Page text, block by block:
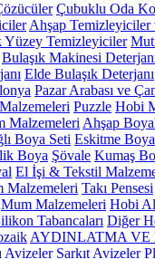
Çubuklu Oda
Ahşap Temizleyiciler
Yüzey Temizleyiciler
Bulaşık Makinesi
Elde Bulaşık Deterjanı
Pazar Arabası ve
Puzzle Hobi
Malzemeleri Ahşap
Boya Seti Eskitme
Boya Şövale Kumaş
El İşi & Tekstil
Malzemeleri Takı Pensesi
Mum Malzemeleri Hobi
Tabancaları Diğer
AYDINLATMA VE
Avizeler Sarkıt Avizeler